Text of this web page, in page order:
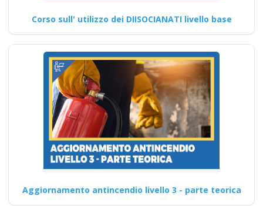
Corso sull' utilizzo dei DIISOCIANATI livello base
Aggiornamento antincendio livello 3 - parte teorica